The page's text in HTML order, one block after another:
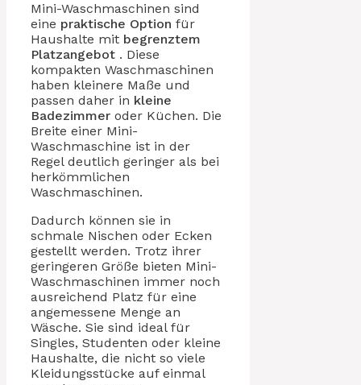
Mini-Waschmaschinen sind
eine praktische Option für
Haushalte mit begrenztem
Platzangebot . Diese
kompakten Waschmaschinen
haben kleinere Maße und
passen daher in kleine
Badezimmer oder Küchen. Die
Breite einer Mini-
Waschmaschine ist in der
Regel deutlich geringer als bei
herkömmlichen
Waschmaschinen.
Dadurch können sie in
schmale Nischen oder Ecken
gestellt werden. Trotz ihrer
geringeren Größe bieten Mini-
Waschmaschinen immer noch
ausreichend Platz für eine
angemessene Menge an
Wäsche. Sie sind ideal für
Singles, Studenten oder kleine
Haushalte, die nicht so viele
Kleidungsstücke auf einmal